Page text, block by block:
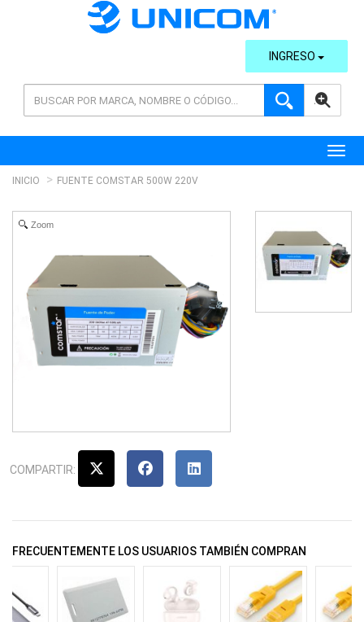
AVANZADA
INGRESO
INICIO FUENTE COMSTAR 500W 220V
Zoom
COMPARTIR:
FRECUENTEMENTE LOS USUARIOS TAMBIÉN COMPRAN